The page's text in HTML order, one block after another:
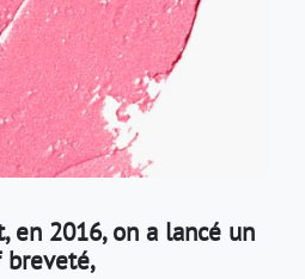
en 2016, on a lancé un
breveté,